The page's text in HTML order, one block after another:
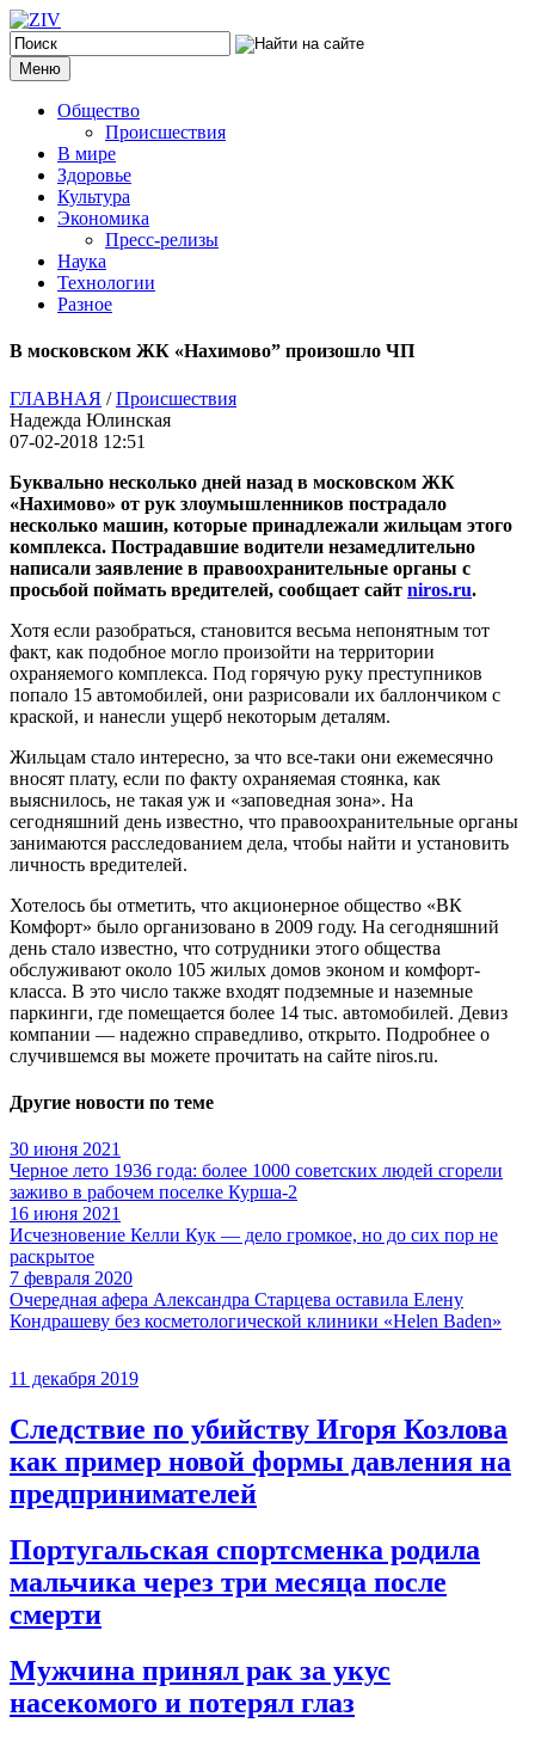
Меню
Общество
Происшествия
В мире
Здоровье
Культура
Экономика
Пресс-релизы
Наука
Технологии
Разное
В московском ЖК «Нахимово” произошло ЧП
ГЛАВНАЯ /Происшествия
Надежда Юлинская
07-02-2018 12:51
Буквально несколько дней назад в московском ЖК
«Нахимово» от рук злоумышленников пострадало
несколько машин, которые принадлежали жильцам этого
комплекса. Пострадавшие водители незамедлительно
написали заявление в правоохранительные органы с
просьбой поймать вредителей, сообщает сайт niros.ru.
Хотя если разобраться, становится весьма непонятным тот
факт, как подобное могло произойти на территории
охраняемого комплекса. Под горячую руку преступников
попало 15 автомобилей, они разрисовали их баллончиком с
краской, и нанесли ущерб некоторым деталям.
Жильцам стало интересно, за что все-таки они ежемесячно
вносят плату, если по факту охраняемая стоянка, как
выяснилось, не такая уж и «заповедная зона». На
сегодняшний день известно, что правоохранительные органы
занимаются расследованием дела, чтобы найти и установить
личность вредителей.
Хотелось бы отметить, что акционерное общество «ВК
Комфорт» было организовано в 2009 году. На сегодняшний
день стало известно, что сотрудники этого общества
обслуживают около 105 жилых домов эконом и комфорт-
класса. В это число также входят подземные и наземные
паркинги, где помещается более 14 тыс. автомобилей. Девиз
компании — надежно справедливо, открыто. Подробнее о
случившемся вы можете прочитать на сайте niros.ru.
Другие новости по теме
30 июня 2021
Черное лето 1936 года: более 1000 советских людей сгорели
заживо в рабочем поселке Курша-2
16 июня 2021
Исчезновение Келли Кук — дело громкое, но до сих пор не
раскрытое
7 февраля 2020
Очередная афера Александра Старцева оставила Елену
Кондрашеву без косметологической клиники «Helen Baden»
11 декабря 2019
Следствие по убийству Игоря Козлова
как пример новой формы давления на
предпринимателей
Португальская спортсменка родила
мальчика через три месяца после
смерти
Мужчина принял рак за укус
насекомого и потерял глаз